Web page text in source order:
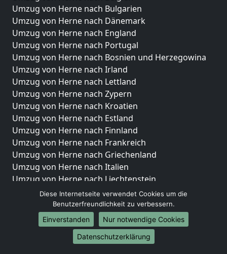
Umzug von Herne nach Bulgarien
Umzug von Herne nach Dänemark
Umzug von Herne nach England
Umzug von Herne nach Portugal
Umzug von Herne nach Bosnien und Herzegowina
Umzug von Herne nach Irland
Umzug von Herne nach Lettland
Umzug von Herne nach Zypern
Umzug von Herne nach Kroatien
Umzug von Herne nach Estland
Umzug von Herne nach Finnland
Umzug von Herne nach Frankreich
Umzug von Herne nach Griechenland
Umzug von Herne nach Italien
Umzug von Herne nach Liechtenstein
Umzug von Herne nach Luxemburg
Umzug von Herne nach Niederlande
Umzug von Herne nach Norwegen
Umzüge-Deutschlandweit
Diese Internetseite verwendet Cookies um die
Benutzerfreundlichkeit zu verbessern.
Einverstanden
Nur notwendige Cookies
Datenschutzerklärung